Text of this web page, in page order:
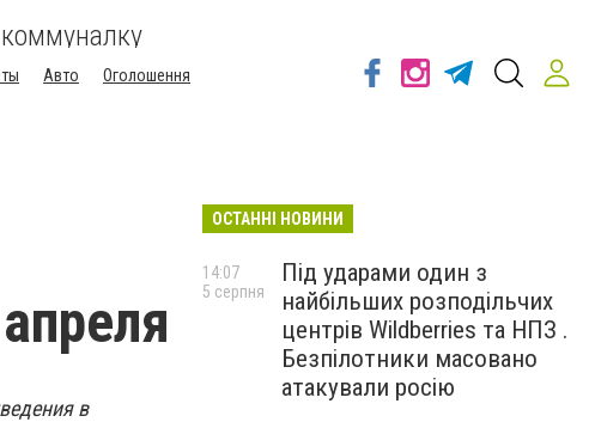
Авто
Оголошення
в
ОСТАННІ НОВИНИ
Під ударами один з
найбільших розподільчих
центрів Wildberries та НПЗ .
Безпілотники масовано
атакували росію
14:07
5 серпня